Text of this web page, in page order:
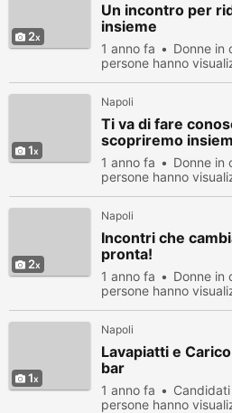
2
Un incontro per
insieme
1 anno fa Donne in
persone hanno
1
Napoli
Ti va di fare
scopriremo
1 anno fa Donne in
persone hanno
2
Napoli
Incontri che
pronta!
1 anno fa Donne in
persone hanno
1
Napoli
Lavapiatti e
bar
1 anno fa
persone hanno